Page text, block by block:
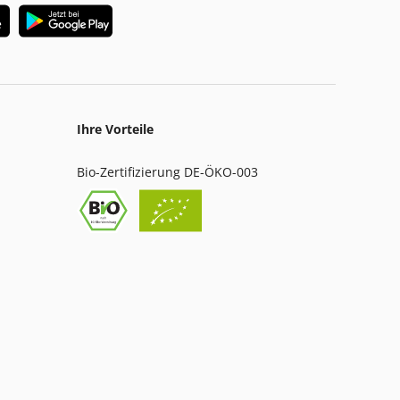
Ihre Vorteile
Bio-Zertifizierung DE-ÖKO-003